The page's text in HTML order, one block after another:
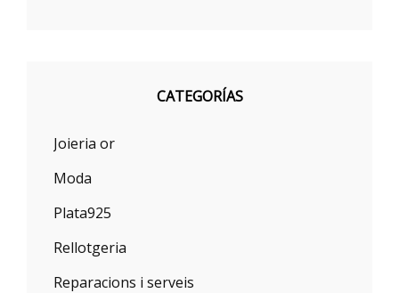
CATEGORÍAS
Joieria or
Moda
Plata925
Rellotgeria
Reparacions i serveis